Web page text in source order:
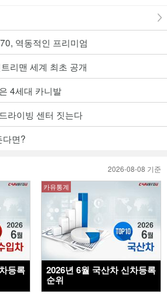
역동적인 프리미엄
리맨 세계 최초 공개
4세대 카니발
라이빙 센터 짓는다
다면?
2026-08-08 기준
등록
카유통계
2026년 6월 국산차 신차등록
순위